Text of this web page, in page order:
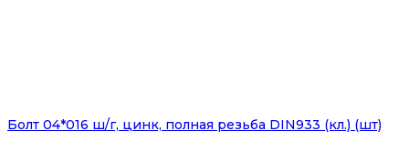
Болт 04*016 ш/г, цинк, полная резьба DIN933 (кл.) (шт)